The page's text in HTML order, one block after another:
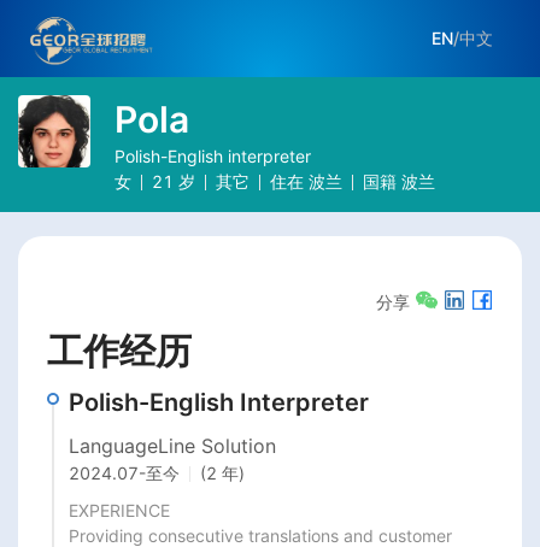
EN/中文
Pola
Polish-English interpreter
女
21 岁 其它 住在 波兰 国籍 波兰
分享
工作经历
Polish-English Interpreter
LanguageLine Solution
2024.07-至今
(2 年)
EXPERIENCE
Providing consecutive translations and customer